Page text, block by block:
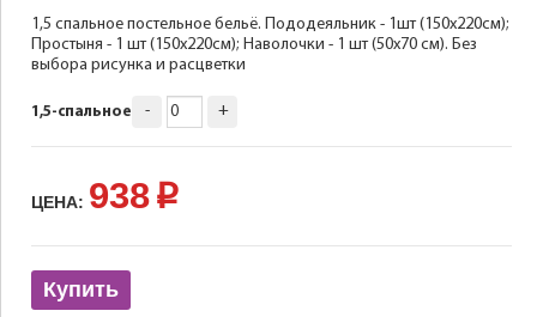
1,5 спальное постельное бельё. Пододеяльник - 1шт (150х220см);
Простыня - 1 шт (150х220см); Наволочки - 1 шт (50х70 см). Без
выбора рисунка и расцветки
1,5-спальное - +
ЦЕНА: 938 p
Купить